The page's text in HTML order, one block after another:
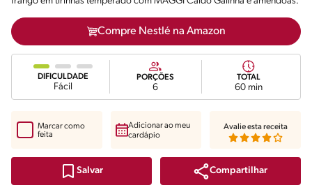
Compre Nestlé na Amazon
DIFICULDADE
Fácil
PORÇÕES
6
TOTAL
60 min
Salvar Compartilhar
Marcar como
feita
Adicionar ao meu
cardápio
Avalie esta receita